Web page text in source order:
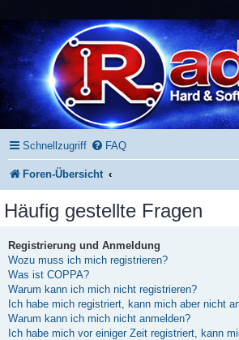
Schnellzugriff FAQ
Foren-Übersicht
Häufig gestellte Fragen
Registrierung und Anmeldung
Wozu muss ich mich registrieren?
Was ist COPPA?
Warum kann ich mich nicht registrieren?
Ich habe mich registriert, kann mich aber nicht
Warum kann ich mich nicht anmelden?
Ich habe mich vor einiger Zeit registriert, kann